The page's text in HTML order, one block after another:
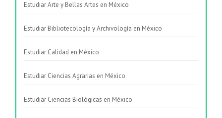
Estudiar Arte y Bellas Artes en México
Estudiar Bibliotecología y Archivología en México
Estudiar Calidad en México
Estudiar Ciencias Agrarias en México
Estudiar Ciencias Biológicas en México